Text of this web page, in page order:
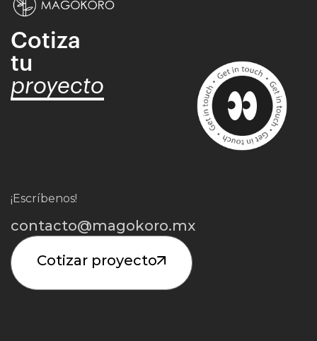
Cotiza
tu
proyecto
¡Escríbenos!
contacto@magokoro.mx
Cotizar proyecto